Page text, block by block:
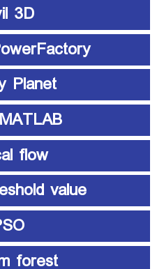
3D
Planet
MATLAB متلب
flow
value
forest